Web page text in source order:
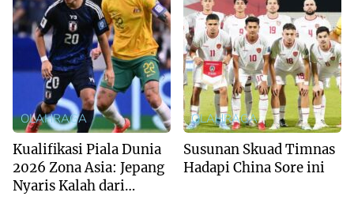
OLAHRAGA
Kualifikasi Piala Dunia
2026 Zona Asia: Jepang
Nyaris Kalah dari
OLAHRAGA
Susunan Skuad Timnas
Hadapi China Sore ini